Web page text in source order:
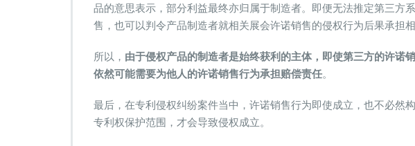
品的意思表示，部分利益最终亦归属于制造者。即便无法推定第三方
售，也可以判令产品制造者就相关展会许诺销售的侵权行为后果承担相
所以， 由于侵权产品的制造者是始终获利的主体，即使第三方的许诺
依然可能需要为他人的许诺销售行为承担赔偿责任。
最后，在专利侵权纠纷案件当中，许诺销售行为即使成立，也不必然
专利权保护范围，才会导致侵权成立。